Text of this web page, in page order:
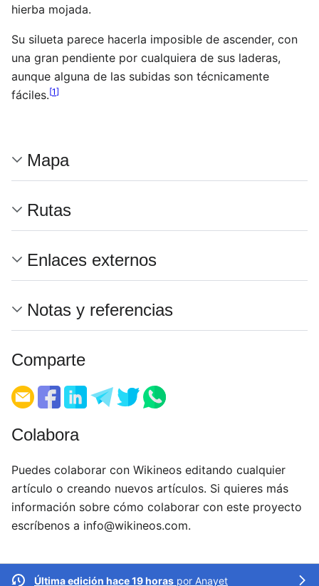
hierba mojada.
Su silueta parece hacerla imposible de ascender, con
una gran pendiente por cualquiera de sus laderas,
aunque alguna de las subidas son técnicamente
fáciles.[1]
Mapa
Rutas
Enlaces externos
Notas y referencias
Comparte
Colabora
Puedes colaborar con Wikineos editando cualquier
artículo o creando nuevos artículos. Si quieres más
información sobre cómo colaborar con este proyecto
escríbenos a info@wikineos.com.
Última edición hace 19 horas por Anayet